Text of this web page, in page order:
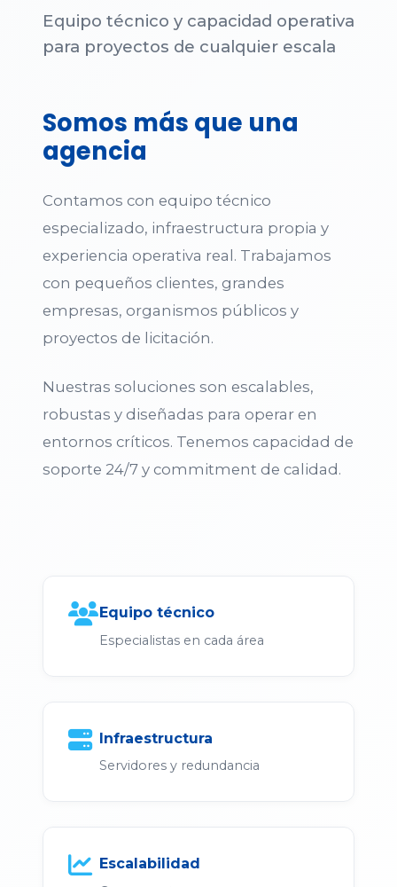
Equipo técnico y capacidad operativa
para proyectos de cualquier escala
Somos más que una
agencia
Contamos con equipo técnico
especializado, infraestructura propia y
experiencia operativa real. Trabajamos
con pequeños clientes, grandes
empresas, organismos públicos y
proyectos de licitación.
Nuestras soluciones son escalables,
robustas y diseñadas para operar en
entornos críticos. Tenemos capacidad de
soporte 24/7 y commitment de calidad.
Equipo técnico
Especialistas en cada área
Infraestructura
Servidores y redundancia
Escalabilidad